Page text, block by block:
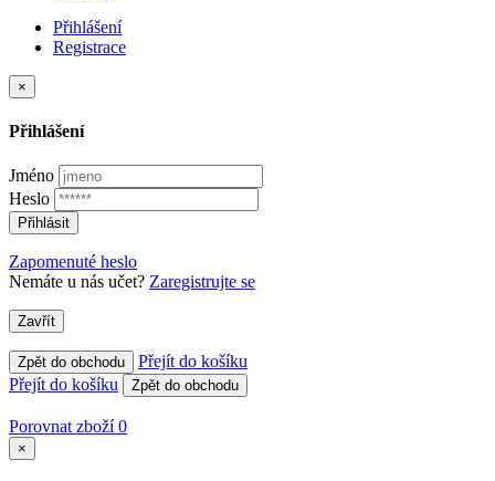
Přihlášení
Registrace
×
Přihlášení
Jméno
Heslo
Přihlásit
Zapomenuté heslo
Nemáte u nás učet? Zaregistrujte se
Zavřít
Zpět do obchodu
Přejít do košíku
Přejít do košíku
Zpět do obchodu
Porovnat zboží0
×